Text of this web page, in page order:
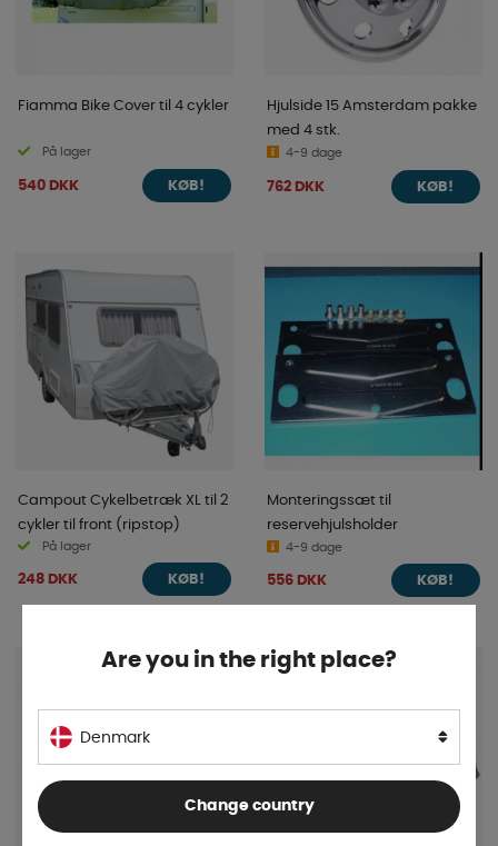
Fiamma Bike Cover til 4 cykler
På lager
540 DKK KØB!
Hjulside 15 Amsterdam pakke
med 4 stk.
4-9 dage
762 DKK KØB!
Campout Cykelbetræk XL til 2
cykler til front (ripstop)
På lager
248 DKK KØB!
Monteringssæt til
reservehjulsholder
4-9 dage
556 DKK KØB!
Are you in the right place?
Denmark
Change country